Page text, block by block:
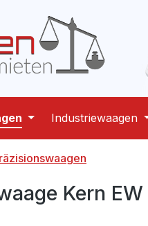
springen
Industriewaagen
Kern EW